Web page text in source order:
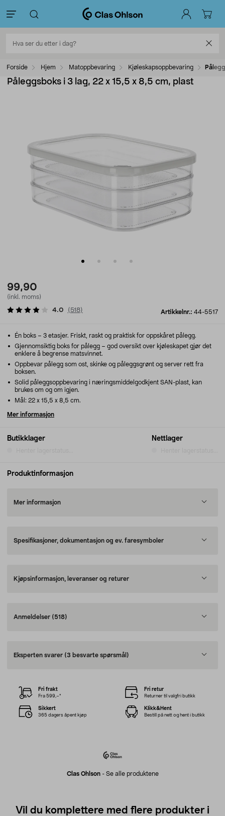
Forside Hjem Matoppbevaring Kjøleskapsoppbevaring
Påleggsboks i 3 lag, 22 x 15,5 x 8,5 cm, plast
99,90
(inkl. moms)
Artikkelnr.: 44-5517
4.0 ( 518)
Butikklager Nettlager
Én boks – 3 etasjer. Friskt, raskt og praktisk for oppskåret pålegg.
Gjennomsiktig boks for pålegg – god oversikt over kjøleskapet gjør det
enklere å begrense matsvinnet.
Oppbevar pålegg som ost, skinke og påleggsgrønt og server rett fra
boksen.
Solid påleggsoppbevaring i næringsmiddelgodkjent SAN-plast, kan
brukes om og om igjen.
Mål: 22 x 15,5 x 8,5 cm.
Mer informasjon
Produktinformasjon
Mer informasjon
Spesifikasjoner, dokumentasjon og ev. faresymboler
Kjøpsinformasjon, leveranser og returer
Anmeldelser (518)
Eksperten svarer (3 besvarte spørsmål)
Clas Ohlson- Se alle produktene
Fri frakt
Fra 599,–*
Fri retur
Returner til valgfri butikk
Sikkert
365 dagers åpent kjøp
Klikk&Hent
Bestill på nett og hent i butikk
Vil du komplettere med flere produkter i